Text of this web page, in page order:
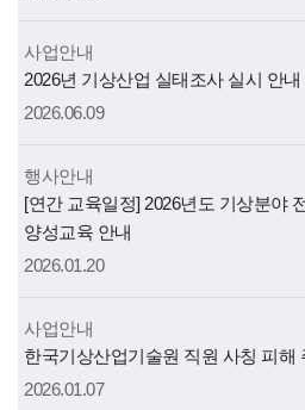
사업안내
제
목
2026년 기상산업 실태조사 실시 안내
2026.06.09
행사안내
제
목
[연간 교육일정] 2026년도 기상분야
양성교육 안내
2026.01.20
사업안내
제
목
한국기상산업기술원 직원 사칭 피해
2026.01.07